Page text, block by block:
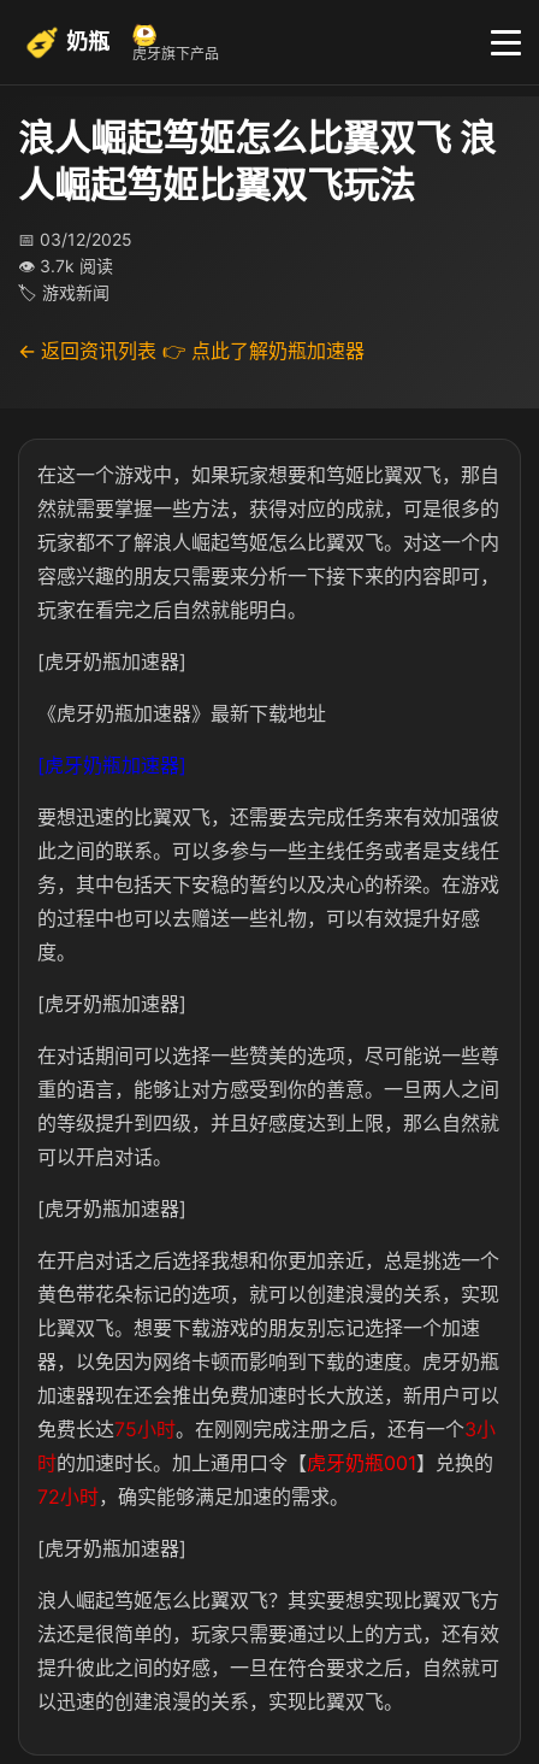
奶瓶 虎牙旗下产品
浪人崛起笃姬怎么比翼双飞 浪
人崛起笃姬比翼双飞玩法
📅 03/12/2025
👁 3.7k 阅读
🏷 游戏新闻
← 返回资讯列表 👉 点此了解奶瓶加速器
在这一个游戏中，如果玩家想要和笃姬比翼双飞，那自
然就需要掌握一些方法，获得对应的成就，可是很多的
玩家都不了解浪人崛起笃姬怎么比翼双飞。对这一个内
容感兴趣的朋友只需要来分析一下接下来的内容即可，
玩家在看完之后自然就能明白。
[虎牙奶瓶加速器]
《虎牙奶瓶加速器》最新下载地址
[虎牙奶瓶加速器]
要想迅速的比翼双飞，还需要去完成任务来有效加强彼
此之间的联系。可以多参与一些主线任务或者是支线任
务，其中包括天下安稳的誓约以及决心的桥梁。在游戏
的过程中也可以去赠送一些礼物，可以有效提升好感
度。
[虎牙奶瓶加速器]
在对话期间可以选择一些赞美的选项，尽可能说一些尊
重的语言，能够让对方感受到你的善意。一旦两人之间
的等级提升到四级，并且好感度达到上限，那么自然就
可以开启对话。
[虎牙奶瓶加速器]
在开启对话之后选择我想和你更加亲近，总是挑选一个
黄色带花朵标记的选项，就可以创建浪漫的关系，实现
比翼双飞。想要下载游戏的朋友别忘记选择一个加速
器，以免因为网络卡顿而影响到下载的速度。虎牙奶瓶
加速器现在还会推出免费加速时长大放送，新用户可以
免费长达75小时。在刚刚完成注册之后，还有一个3小
时的加速时长。加上通用口令【虎牙奶瓶001】兑换的
72小时，确实能够满足加速的需求。
[虎牙奶瓶加速器]
浪人崛起笃姬怎么比翼双飞？其实要想实现比翼双飞方
法还是很简单的，玩家只需要通过以上的方式，还有效
提升彼此之间的好感，一旦在符合要求之后，自然就可
以迅速的创建浪漫的关系，实现比翼双飞。